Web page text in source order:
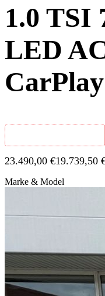
1.0 TSI
LED
CarPlay
23.490,00 €19.739,50
Marke & Model